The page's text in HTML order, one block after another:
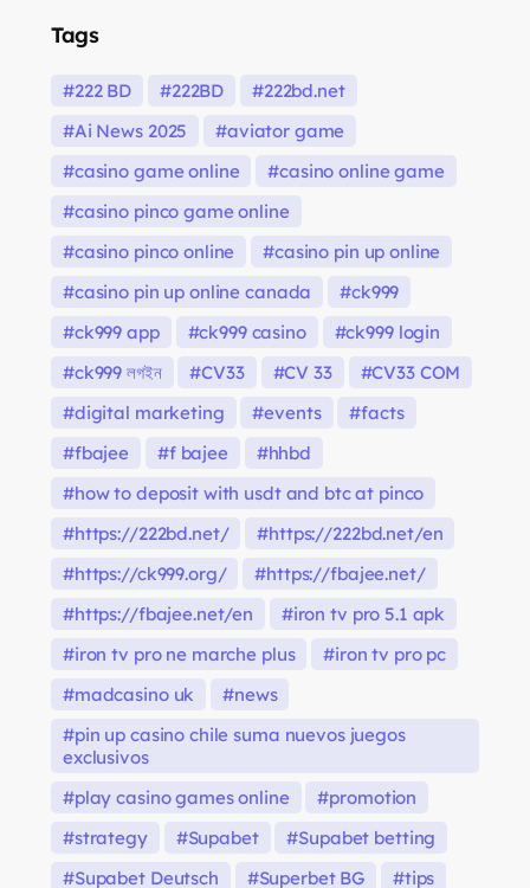
Tags
222 BD 222BD
222bd.net
Ai News 2025
aviator game
casino game online
casino online game
casino pinco game online
casino pinco online
casino pin up online
casino pin up online canada
ck999
ck999 app
ck999 casino
ck999 login
ck999 লগইন
CV33 CV 33
CV33 COM
digital marketing
events
facts
fbajee
f bajee
hhbd
how to deposit with usdt and btc at pinco
https://222bd.net/
https://222bd.net/en
https://ck999.org/
https://fbajee.net/
https://fbajee.net/en
iron tv pro 5.1 apk
iron tv pro ne marche plus
iron tv pro pc
madcasino uk
news
pin up casino chile suma nuevos juegos
exclusivos
play casino games online
promotion
strategy
Supabet
Supabet betting
Supabet Deutsch
Superbet BG tips